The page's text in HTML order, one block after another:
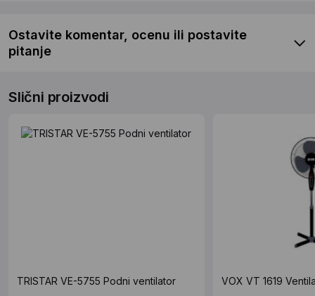
Ostavite komentar, ocenu ili postavite
pitanje
Slični proizvodi
TRISTAR VE-5755 Podni ventilator VOX VT 1619